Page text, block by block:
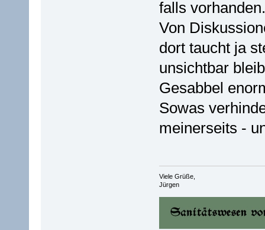
falls vorhanden.
Von
dort taucht ja
unsichtbar
Gesabbel
Sowas
meinerseits -
Viele Grüße,
Jürgen